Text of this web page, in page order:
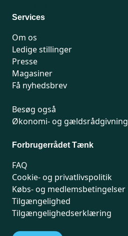
Services
Om os
Ledige stillinger
Presse
Magasiner
Få nyhedsbrev
Besøg også
Økonomi- og gældsrådgivning
Forbrugerrådet Tænk
FAQ
Cookie- og privatlivspolitik
Købs- og medlemsbetingelser
Tilgængelighed
Tilgængelighedserklæring